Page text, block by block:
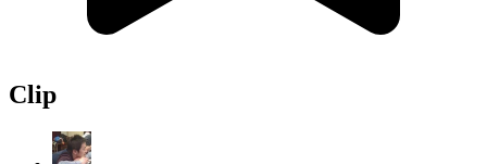
Clip